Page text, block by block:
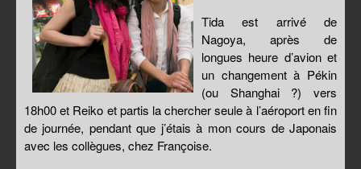
Tida est arrivé de
Nagoya, après de
longues heure d’avion et
un changement à Pékin
(ou Shanghai ?) vers
18h00 et Reiko et partis la chercher seule à l’aéroport en fin
de journée, pendant que j’étais à mon cours de Japonais
avec les collègues, chez Françoise.